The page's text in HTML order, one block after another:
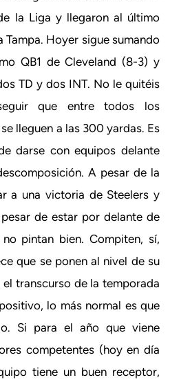
la Liga y llegaron al último
Hoyer sigue sumando
QB1 de Cleveland (8-3) y
TD y dos INT. No le quitéis
que entre todos los
lleguen a las 300 yardas. Es
darse con equipos delante
A pesar de la
a una victoria de Steelers y
de estar por delante de
pintan bien. Compiten, sí,
que se ponen al nivel de su
transcurso de la temporada
lo más normal es que
Si para el año que viene
competentes (hoy en día
tiene un buen receptor,